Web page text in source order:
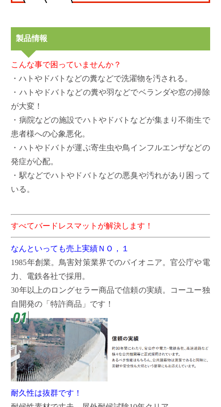
製品情報
こんな事で困っていませんか？
・ハトやドバトなどの糞などで洗濯物を汚される。
・ハトやドバトなどの糞や羽などでベランダや窓の掃除
が大変！
・病院などの施設でハトやドバトなどが集まり不衛生で
患者様への心象悪化。
・ハトやドバトが運ぶ寄生虫や鳥インフルエンザなどの
発症が心配。
・駅などでハトやドバトなどの悪臭や汚れがあり困って
いる。
すべてバードレスマットが解決します！
なんといっても売上実績ＮＯ，１
1985年創業。鳥害対策業界でのパイオニア。官公庁や電
力、電鉄各社で採用。
30年以上のロングセラー商品で信頼の実績。コーユー独
自開発の「特許商品」です！
耐久性は抜群です！